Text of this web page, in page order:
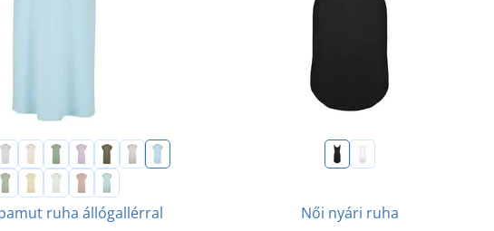
ruha állógallérral Női nyári ruha